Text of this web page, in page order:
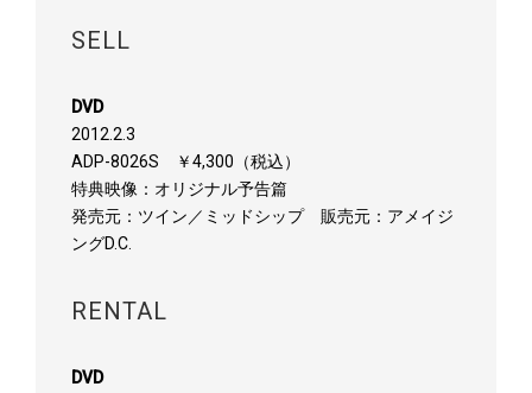
SELL
DVD
2012.2.3
ADP-8026S ￥4,300（税込）
特典映像：オリジナル予告篇
発売元：ツイン／ミッドシップ 販売元：アメイジ
ングD.C.
RENTAL
DVD